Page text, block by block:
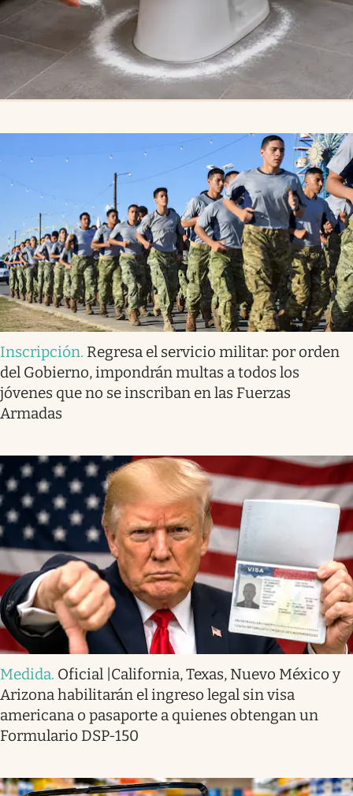
Inscripción. Regresa el servicio militar: por orden
del Gobierno, impondrán multas a todos los
jóvenes que no se inscriban en las Fuerzas
Armadas
Medida. Oficial |California, Texas, Nuevo México y
Arizona habilitarán el ingreso legal sin visa
americana o pasaporte a quienes obtengan un
Formulario DSP-150